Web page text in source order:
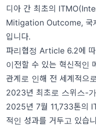
디아 간 최초의
Mitigation Outcome, 국
입니다.
파리협정 Article 6.2에
이전할 수 있는 혁신적인
관계로 인해 전 세계적으
2023년 최초로 스위스-
2025년 7월 11,733톤의
적인 성과를 거두고 있습